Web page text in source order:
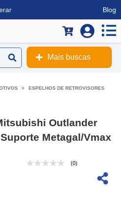
Blog
Mais buscas
ESPELHOS DE RETROVISORES
Outlander
Metagal/Vmax
(0)